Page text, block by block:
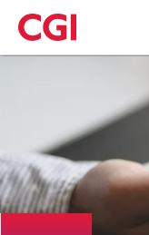
Skip
to
main